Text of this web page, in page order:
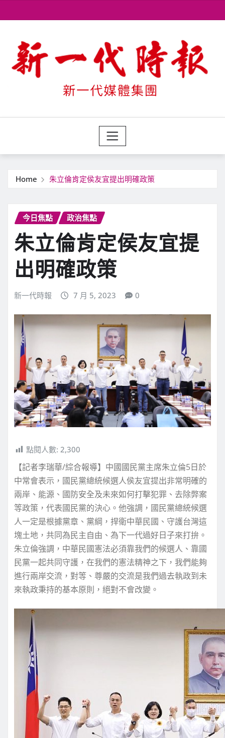
to
Home 朱立倫肯定侯友宜提出明確政策
今日焦點 政治焦點
朱立倫肯定侯友宜提
出明確政策
新一代時報 7 月 5, 2023 0
點閱人數: 2,300
【記者李瑞華/綜合報導】中國國民黨主席朱立倫5日於
中常會表示，國民黨總統候選人侯友宜提出非常明確的
兩岸、能源、國防安全及未來如何打擊犯罪、去除弊案
等政策，代表國民黨的決心。他強調，國民黨總統候選
人一定是根據黨章、黨綱，捍衛中華民國、守護台灣這
塊土地，共同為民主自由、為下一代過好日子來打拚。
朱立倫強調，中華民國憲法必須靠我們的候選人、靠國
民黨一起共同守護，在我們的憲法精神之下，我們能夠
進行兩岸交流，對等、尊嚴的交流是我們過去執政到未
來執政秉持的基本原則，絕對不會改變。